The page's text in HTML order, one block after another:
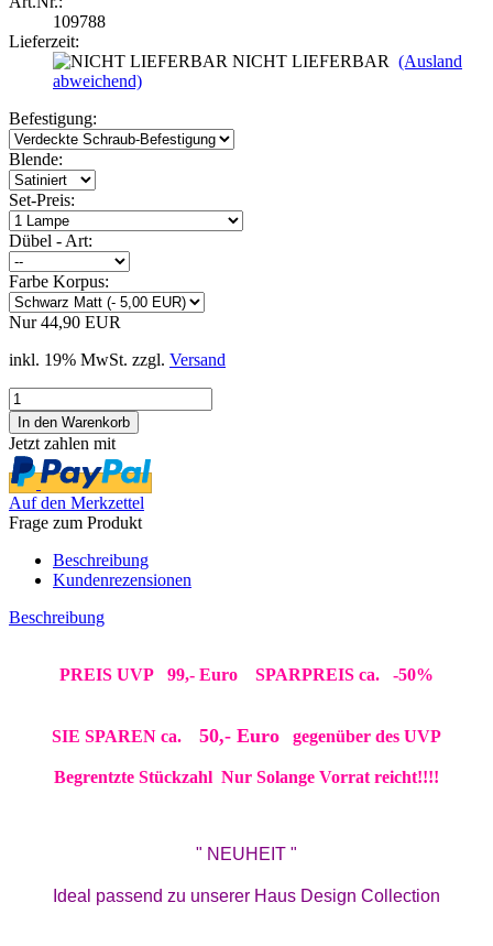
109788
Lieferzeit:
NICHT LIEFERBAR (Ausland
abweichend)
Befestigung:
Blende:
Set-Preis:
Dübel - Art:
Farbe Korpus:
Nur 44,90 EUR
inkl. 19% MwSt. zzgl. Versand
Jetzt zahlen mit
Auf den Merkzettel
Frage zum Produkt
Beschreibung
Kundenrezensionen
Beschreibung
​PREIS UVP 99,- Euro SPARPREIS ca. -50%
SIE SPAREN ca. 50,- Euro gegenüber des UVP
Begrentzte Stückzahl Nur Solange Vorrat reicht!!!!
" NEUHEIT "
Ideal passend zu unserer Haus Design Collection